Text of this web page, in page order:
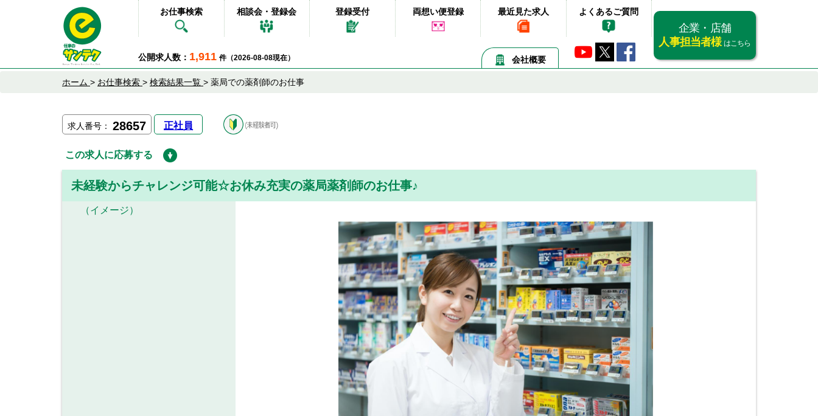
お仕事検索 相談会・登録会 登録受付 両想い便登録 最近見た求人 よくあるご質問
企業・店舗
人事担当者様 はこちら
公開求人数： 1,911 件（2026-08-08現在） 会社概要
ホーム > お仕事検索 > 検索結果一覧 > 薬局での薬剤師のお仕事
求人番号： 28657 正社員
この求人に応募する
未経験からチャレンジ可能☆お休み充実の薬局薬剤師のお仕事♪
（イメージ）